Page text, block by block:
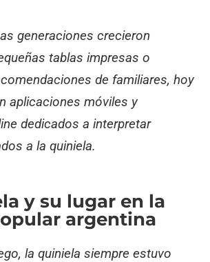
generaciones crecieron
tablas impresas o
de familiares, hoy
aplicaciones móviles y
dedicados a interpretar
a la quiniela.
y su lugar en la
argentina
la quiniela siempre estuvo